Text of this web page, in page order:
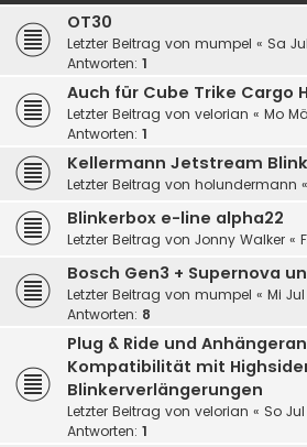
OT30
Letzter Beitrag von mumpel « Sa
Antworten: 1
Auch für Cube Trike Cargo
Letzter Beitrag von velorian « Mo
Antworten: 1
Kellermann Jetstream
Letzter Beitrag von holundermann «
Blinkerbox e-line alpha22
Letzter Beitrag von Jonny Walker «
Bosch Gen3 + Supernova
Letzter Beitrag von mumpel « Mi
Antworten: 8
Plug & Ride und
Kompatibilität mit
Blinkerverlängerungen
Letzter Beitrag von velorian « So
Antworten: 1